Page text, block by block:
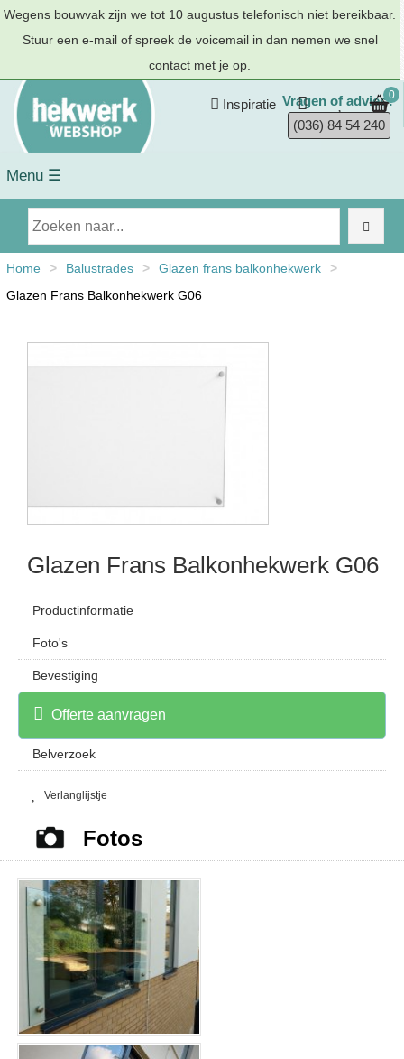
Wegens bouwvak zijn we tot 10 augustus telefonisch niet bereikbaar.
Stuur een e-mail of spreek de voicemail in dan nemen we snel
contact met je op.
Vragen of advies?
(036) 84 54 240
Menu ☰
Inspiratie
0
Home > Balustrades > Glazen frans balkonhekwerk
>
Glazen Frans Balkonhekwerk G06
Glazen Frans Balkonhekwerk G06
Productinformatie
Foto's
Bevestiging
Offerte aanvragen
Belverzoek
Verlanglijstje
Fotos